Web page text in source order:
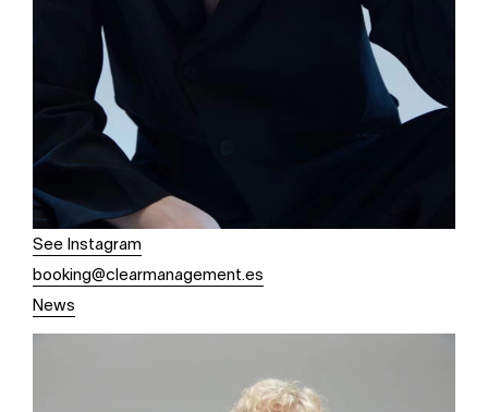
See Instagram
booking@clearmanagement.es
News